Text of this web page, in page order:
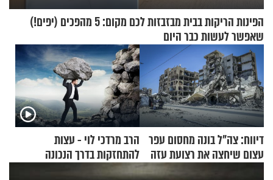
הפינות הריקות בבית מבזבזות לכם מקום: 5 מהפכים (יפים!)
שאפשר לעשות כבר היום
דיווח: צה"ל בונה מחסום עפר
עצום שיחצה את רצועת עזה
הרב מרדכי לוי - עצות
להתחזקות בדרך הנכונה